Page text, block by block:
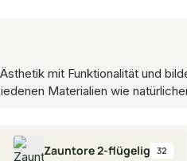
mit Funktionalität und
Materialien wie
Zauntore 2-flügelig 32